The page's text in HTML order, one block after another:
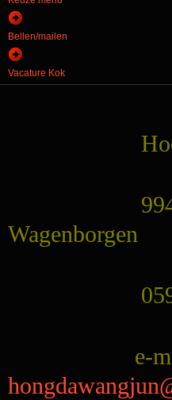
Bellen/mailen
Vacature Kok
Wagenborgen
0596-
e-